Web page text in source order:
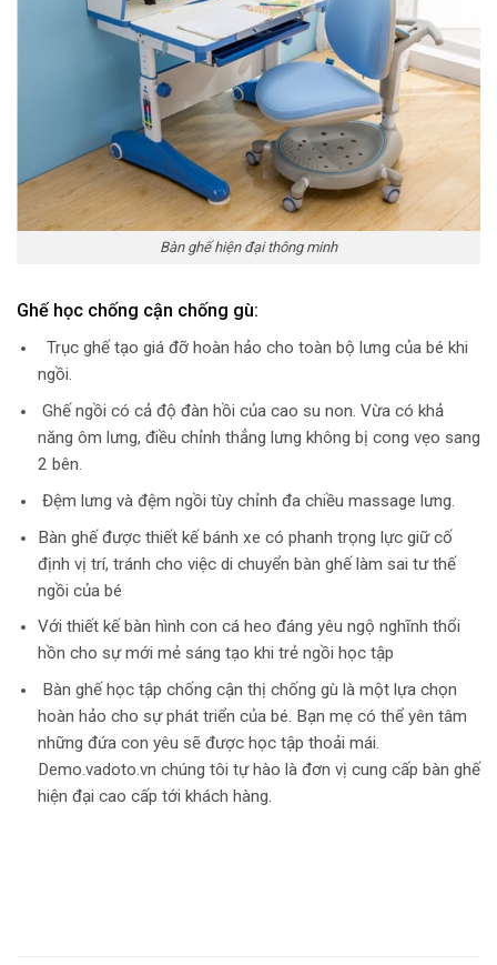
Bàn ghế hiện đại thông minh
Ghế học chống cận chống gù:
Trục ghế tạo giá đỡ hoàn hảo cho toàn bộ lưng của bé khi
ngồi.
Ghế ngồi có cả độ đàn hồi của cao su non. Vừa có khả
năng ôm lưng, điều chỉnh thẳng lưng không bị cong vẹo sang
2 bên.
Đệm lưng và đệm ngồi tùy chỉnh đa chiều massage lưng.
Bàn ghế được thiết kế bánh xe có phanh trọng lực giữ cố
định vị trí, tránh cho việc di chuyển bàn ghế làm sai tư thế
ngồi của bé
Với thiết kế bàn hình con cá heo đáng yêu ngộ nghĩnh thổi
hồn cho sự mới mẻ sáng tạo khi trẻ ngồi học tập
Bàn ghế học tập chống cận thị chống gù là một lựa chọn
hoàn hảo cho sự phát triển của bé. Bạn mẹ có thể yên tâm
những đứa con yêu sẽ được học tập thoải mái.
Demo.vadoto.vn chúng tôi tự hào là đơn vị cung cấp bàn ghế
hiện đại cao cấp tới khách hàng.